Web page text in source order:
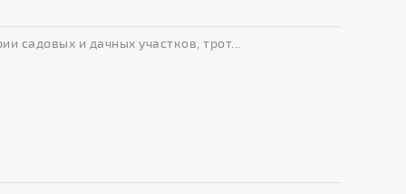
садовых и дачных участков, трот...